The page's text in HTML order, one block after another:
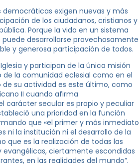
democráticas exigen nuevas y más
de los ciudadanos, cristianos y
Porque la vida en un sistema
desarrollarse provechosamente
y generosa participación de todos.
y participan de la única misión
la comunidad eclesial como en el
de su actividad es este último, como
II cuando afirma
carácter secular es propio y peculiar
una prioridad en la función
que «el primer y más inmediato
ni la institución ni el desarrollo de la
que es la realización de todas las
evangélicas, ciertamente escondidas
en las realidades del mundo”.